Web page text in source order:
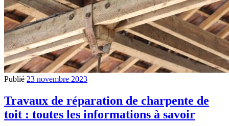
Publié 23 novembre 2023
Travaux de réparation de charpente de
toit : toutes les informations à savoir